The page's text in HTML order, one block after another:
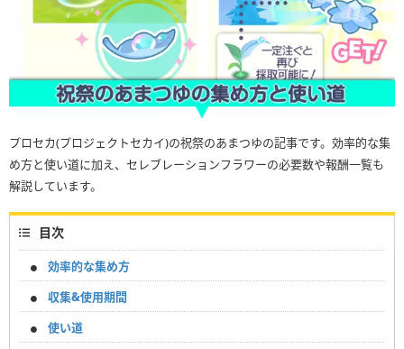
プロセカ(プロジェクトセカイ)の祝祭のあまつゆの記事です。効率的な集
め方と使い道に加え、セレブレーションフラワーの必要数や報酬一覧も
解説しています。
目次
効率的な集め方
収集&使用期間
使い道